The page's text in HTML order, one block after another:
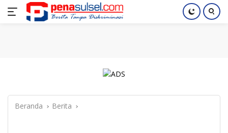
Langsung
Home Nasional Pendidikan Index
Beranda Berita